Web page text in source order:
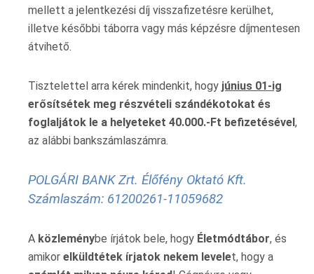
mellett a jelentkezési díj visszafizetésre kerülhet,
illetve későbbi táborra vagy más képzésre díjmentesen
átvihető.
Tisztelettel arra kérek mindenkit, hogy június 01-ig
erősítsétek meg részvételi szándékotokat és
foglaljátok le a helyeteket 40.000.-Ft befizetésével,
az alábbi bankszámlaszámra.
POLGÁRI BANK Zrt. Élőfény Oktató Kft.
Számlaszám: 61200261-11059682
A közleménybe írjátok bele, hogy Életmódtábor, és
amikor elküldtétek írjatok nekem levelet, hogy a